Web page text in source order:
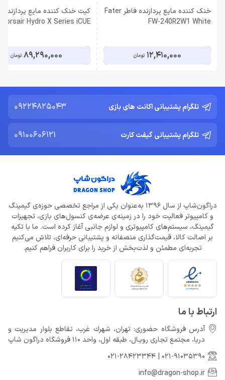
خنک کننده مایع پردازنده فاطر Fater
FW-240R2W1 White
12,410,000 تومان
کیت خنک کننده مایع پردازنده
Corsair Hydro X Series iCUE
89,290,000 تومان
تلگرام پشتیبانی اکانت های بازی 09224825043
تلگرام پشتیبانی گیفت کارت 09100606121
دراگون‌شاپ از سال 1396 به‌عنوان یکی از مراجع تخصصی حوزه‌ی گیمینگ
و کامپیوتر فعالیت خود را در زمینه‌ی عرضه‌ی کنسول‌های بازی، تجهیزات
گیمینگ، سیستم‌های کامپیوتری و لوازم جانبی آغاز کرده است. ما با تکیه
بر اصالت کالا، قیمت‌گذاری منصفانه و پشتیبانی حرفه‌ای، تلاش می‌کنیم
تجربه‌ای مطمئن و لذت‌بخش از خرید را برای کاربران فراهم کنیم.
ارتباط با ما
آدرس فروشگاه حضوری: تهران، شهرك غرب، تقاطع بلوار مدیریت و
دريا، مجتمع تجارى رويـال، طبقه اول، واحد 110 فروشگاه دراگون شاپ
021-91035390
021-28423344
info@dragon-shop.ir